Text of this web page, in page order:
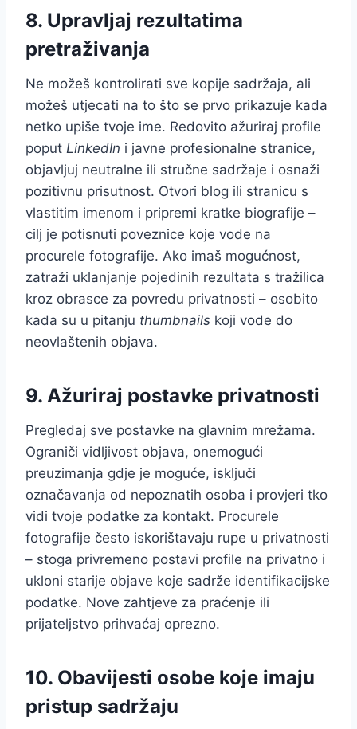
8. Upravljaj rezultatima
pretraživanja
Ne možeš kontrolirati sve kopije sadržaja, ali
možeš utjecati na to što se prvo prikazuje kada
netko upiše tvoje ime. Redovito ažuriraj profile
poput LinkedIn i javne profesionalne stranice,
objavljuj neutralne ili stručne sadržaje i osnaži
pozitivnu prisutnost. Otvori blog ili stranicu s
vlastitim imenom i pripremi kratke biografije –
cilj je potisnuti poveznice koje vode na
procurele fotografije. Ako imaš mogućnost,
zatraži uklanjanje pojedinih rezultata s tražilica
kroz obrasce za povredu privatnosti – osobito
kada su u pitanju thumbnails koji vode do
neovlaštenih objava.
9. Ažuriraj postavke privatnosti
Pregledaj sve postavke na glavnim mrežama.
Ograniči vidljivost objava, onemogući
preuzimanja gdje je moguće, isključi
označavanja od nepoznatih osoba i provjeri tko
vidi tvoje podatke za kontakt. Procurele
fotografije često iskorištavaju rupe u privatnosti
– stoga privremeno postavi profile na privatno i
ukloni starije objave koje sadrže identifikacijske
podatke. Nove zahtjeve za praćenje ili
prijateljstvo prihvaćaj oprezno.
10. Obavijesti osobe koje imaju
pristup sadržaju